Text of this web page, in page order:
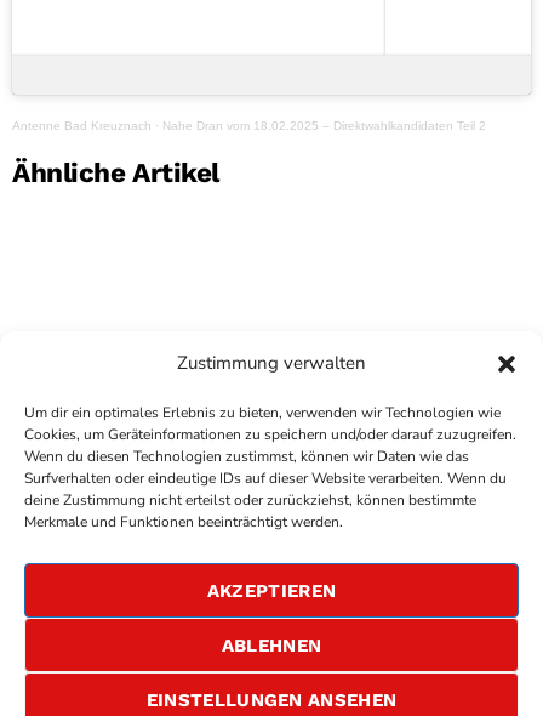
Zustimmung verwalten
Um dir ein optimales Erlebnis zu bieten, verwenden wir Technologien wie
Cookies, um Geräteinformationen zu speichern und/oder darauf zuzugreifen.
Wenn du diesen Technologien zustimmst, können wir Daten wie das
Surfverhalten oder eindeutige IDs auf dieser Website verarbeiten. Wenn du
deine Zustimmung nicht erteilst oder zurückziehst, können bestimmte
Merkmale und Funktionen beeinträchtigt werden.
AKZEPTIEREN
ABLEHNEN
EINSTELLUNGEN ANSEHEN
Antenne Bad Kreuznach · Nahe Dran vom 18.02.2025 – Direktwahlkandidaten Teil 2
Ähnliche Artikel
COPYRIGHTANTENNE BAD KREUZNACH
DATENSCHUTZERKLÄRUNG
ALLGEMEINE GESCHÄFTSBEDINGUNGEN